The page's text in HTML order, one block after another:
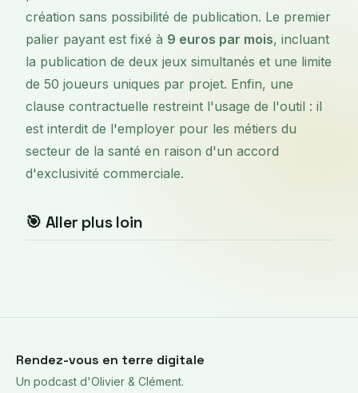
création sans possibilité de publication. Le premier
palier payant est fixé à 9 euros par mois, incluant
la publication de deux jeux simultanés et une limite
de 50 joueurs uniques par projet. Enfin, une
clause contractuelle restreint l'usage de l'outil : il
est interdit de l'employer pour les métiers du
secteur de la santé en raison d'un accord
d'exclusivité commerciale.
🎯 Aller plus loin
Rendez-vous en terre digitale
Un podcast d'Olivier & Clément.